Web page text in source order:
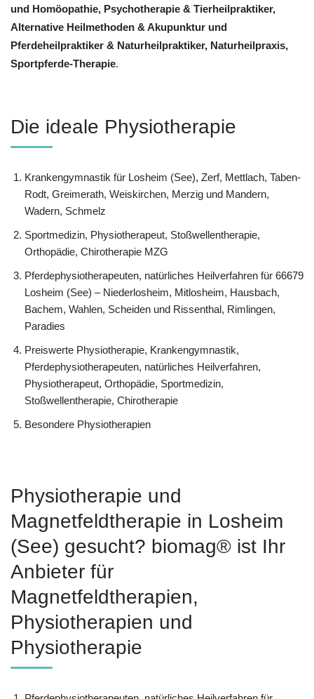
und ‎Homöopathie, ‎Psychotherapie & ‎Tierheilpraktiker,
Alternative Heilmethoden & Akupunktur und
Pferdeheilpraktiker & Naturheilpraktiker, Naturheilpraxis,
Sportpferde-Therapie.
Die ideale Physiotherapie
Krankengymnastik für Losheim (See), Zerf, Mettlach, Taben-
Rodt, Greimerath, Weiskirchen, Merzig und Mandern,
Wadern, Schmelz
Sportmedizin, Physiotherapeut, Stoßwellentherapie,
Orthopädie, Chirotherapie MZG
Pferdephysiotherapeuten, natürliches Heilverfahren für 66679
Losheim (See) – Niederlosheim, Mitlosheim, Hausbach,
Bachem, Wahlen, Scheiden und Rissenthal, Rimlingen,
Paradies
Preiswerte Physiotherapie, Krankengymnastik,
Pferdephysiotherapeuten, natürliches Heilverfahren,
Physiotherapeut, Orthopädie, Sportmedizin,
Stoßwellentherapie, Chirotherapie
Besondere Physiotherapien
Physiotherapie und
Magnetfeldtherapie in Losheim
(See) gesucht? biomag® ist Ihr
Anbieter für
Magnetfeldtherapien,
Physiotherapien und
Physiotherapie